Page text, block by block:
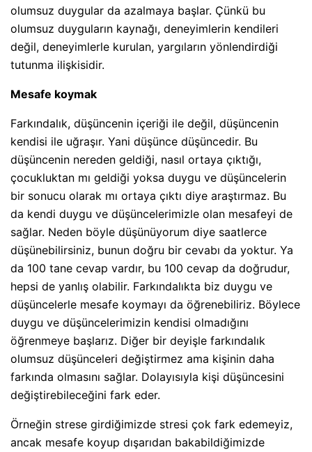
olumsuz duygular da azalmaya başlar. Çünkü bu
olumsuz duyguların kaynağı, deneyimlerin kendileri
değil, deneyimlerle kurulan, yargıların yönlendirdiği
tutunma ilişkisidir.
Mesafe koymak
Farkındalık, düşüncenin içeriği ile değil, düşüncenin
kendisi ile uğraşır. Yani düşünce düşüncedir. Bu
düşüncenin nereden geldiği, nasıl ortaya çıktığı,
çocukluktan mı geldiği yoksa duygu ve düşüncelerin
bir sonucu olarak mı ortaya çıktı diye araştırmaz. Bu
da kendi duygu ve düşüncelerimizle olan mesafeyi de
sağlar. Neden böyle düşünüyorum diye saatlerce
düşünebilirsiniz, bunun doğru bir cevabı da yoktur. Ya
da 100 tane cevap vardır, bu 100 cevap da doğrudur,
hepsi de yanlış olabilir. Farkındalıkta biz duygu ve
düşüncelerle mesafe koymayı da öğrenebiliriz. Böylece
duygu ve düşüncelerimizin kendisi olmadığını
öğrenmeye başlarız. Diğer bir deyişle farkındalık
olumsuz düşünceleri değiştirmez ama kişinin daha
farkında olmasını sağlar. Dolayısıyla kişi düşüncesini
değiştirebileceğini fark eder.
Örneğin strese girdiğimizde stresi çok fark edemeyiz,
ancak mesafe koyup dışarıdan bakabildiğimizde